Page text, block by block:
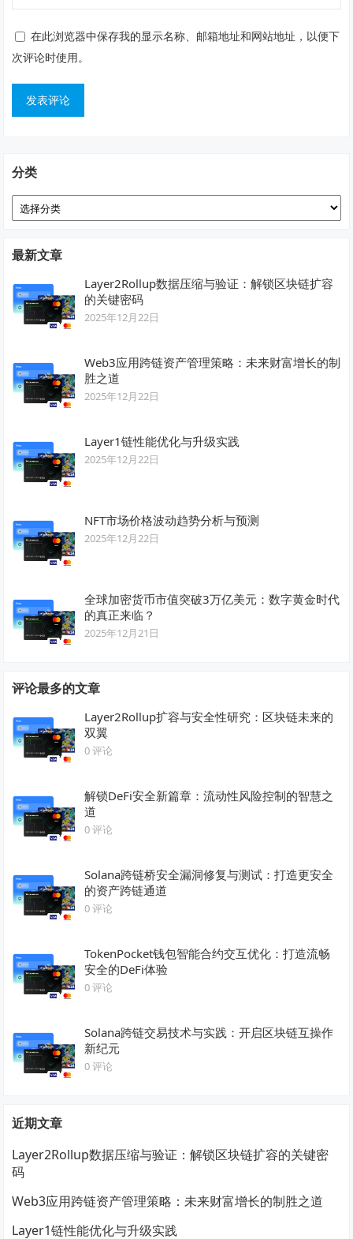
在此浏览器中保存我的显示名称、邮箱地址和网站地址，以便下
次评论时使用。
分类
分
类
最新文章
Layer2Rollup数据压缩与验证：解锁区块链扩容
的关键密码
2025年12月22日
Web3应用跨链资产管理策略：未来财富增长的制
胜之道
2025年12月22日
Layer1链性能优化与升级实践
2025年12月22日
NFT市场价格波动趋势分析与预测
2025年12月22日
全球加密货币市值突破3万亿美元：数字黄金时代
的真正来临？
2025年12月21日
评论最多的文章
Layer2Rollup扩容与安全性研究：区块链未来的
双翼
0 评论
解锁DeFi安全新篇章：流动性风险控制的智慧之
道
0 评论
Solana跨链桥安全漏洞修复与测试：打造更安全
的资产跨链通道
0 评论
TokenPocket钱包智能合约交互优化：打造流畅
安全的DeFi体验
0 评论
Solana跨链交易技术与实践：开启区块链互操作
新纪元
0 评论
近期文章
Layer2Rollup数据压缩与验证：解锁区块链扩容的关键密
码
Web3应用跨链资产管理策略：未来财富增长的制胜之道
Layer1链性能优化与升级实践